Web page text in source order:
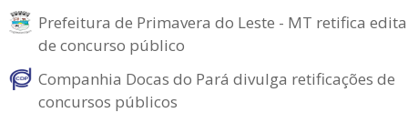
Prefeitura de Primavera do Leste - MT retifica
de concurso público
Companhia Docas do Pará divulga retificações de
concursos públicos